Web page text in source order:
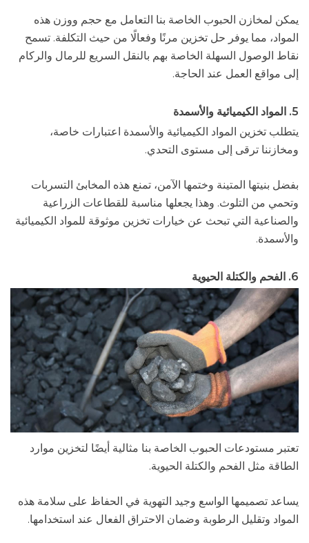
يمكن لمخازن الحبوب الخاصة بنا التعامل مع حجم ووزن هذه
المواد، مما يوفر حل تخزين مرنًا وفعالًا من حيث التكلفة. تسمح
نقاط الوصول السهلة الخاصة بهم بالنقل السريع للرمال والركام
إلى مواقع العمل عند الحاجة.
5. المواد الكيميائية والأسمدة
يتطلب تخزين المواد الكيميائية والأسمدة اعتبارات خاصة،
ومخازننا ترقى إلى مستوى التحدي.
بفضل بنيتها المتينة وختمها الآمن، تمنع هذه المخابئ التسربات
وتحمي من التلوث. وهذا يجعلها مناسبة للقطاعات الزراعية
والصناعية التي تبحث عن خيارات تخزين موثوقة للمواد الكيميائية
والأسمدة.
6. الفحم والكتلة الحيوية
تعتبر مستودعات الحبوب الخاصة بنا مثالية أيضًا لتخزين موارد
الطاقة مثل الفحم والكتلة الحيوية.
يساعد تصميمها الواسع وجيد التهوية في الحفاظ على سلامة هذه
المواد وتقليل الرطوبة وضمان الاحتراق الفعال عند استخدامها.